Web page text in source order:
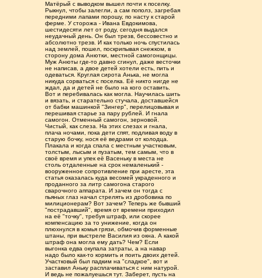
Матёрый с выводком вышел почти к поселку.
Рыкнул, чтобы залегли, а сам пополз, загребая
передними лапами порошу, по насту к старой
ферме. У сторожа - Ивана Евдокимова,
шестидесяти лет от роду, сегодня выдался
неудачный день. Он был трезв, бессовестно и
абсолютно трезв. И как только ночь спустилась
над землей, пошел, поскрипывая снежком, в
сторону дома Анютки, местной самогонщицы.
Муж Анюты где-то давно сгинул, даже весточки
не написав, а двое детей хотели есть, пить и
одеваться. Круглая сирота Анька, не могла
никуда сорваться с поселка. Её никто нигде не
ждал, да и детей не было на кого оставить.
Вот и перебивалась как могла. Научилась шить
и вязать, и старательно стучала, доставшейся
от бабки машинкой "Зингер", перелицовывая и
перешивая старье за пару рублей. И гнала
самогон. Отменный самогон, зерновой.
Чистый, как слеза. На этих слезах и гнала,
плача ночами, пока дети спят, подливая воду в
старую бочку, нося её ведрами от колодца.
Плакала и когда спала с местным участковым,
толстым, лысым и пузатым, тем самым, что в
своё время и упек её Васеньку в места не
столь отдаленные на срок немаленький -
вооруженное сопротивление при аресте, эта
статья оказалась куда весомей украденного и
проданного за литр самогона старого
сварочного аппарата. И зачем он тогда с
пьяных глаз начал стрелять из дробовика по
милиционерам? Вот зачем? Теперь же бывший
"пострадавший", время от времени приходил
на её "точку", требуя штраф, или скорее
компенсацию за то унижение, когда он
плюхнулся в комья грязи, обмочив форменные
штаны, при выстреле Василия из окна. А какой
штраф она могла ему дать? Чем? Если
выгонка едва окупала затраты, а на навар
надо было как-то кормить и поить двоих детей.
Участковый был падким на "сладкое", вот и
заставил Аньку расплачиваться с ним натурой.
И ведь не пожалуешься тут. Заберет, пусть на